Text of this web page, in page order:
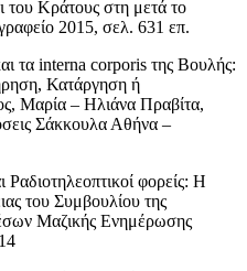
του Κράτους στη μετά το
2015, σελ. 631 επ.
τα interna corporis της Βουλής:
Κατάργηση ή
Μαρία – Ηλιάνα Πραβίτα,
Σάκκουλα Αθήνα –
φορείς: Η
του Συμβουλίου της
Μαζικής Ενημέρωσης